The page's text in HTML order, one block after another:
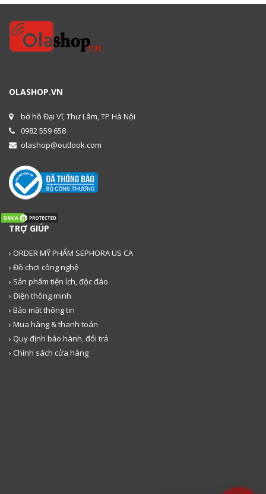
OLASHOP.VN
bờ hồ Đại Vĩ, Thư Lâm, TP Hà Nội
0982 559 658
olashop@outlook.com
TRỢ GIÚP
› ORDER MỸ PHẨM SEPHORA US CA
› Đồ chơi công nghệ
› Sản phẩm tiện ích, độc đáo
› Điện thông minh
› Bảo mật thông tin
› Mua hàng & thanh toán
› Quy định bảo hành, đổi trả
› Chính sách cửa hàng